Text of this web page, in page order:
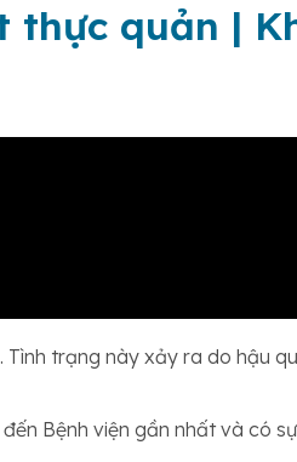
quản |
trạng này xảy ra do hậu
Bệnh viện gần nhất và có